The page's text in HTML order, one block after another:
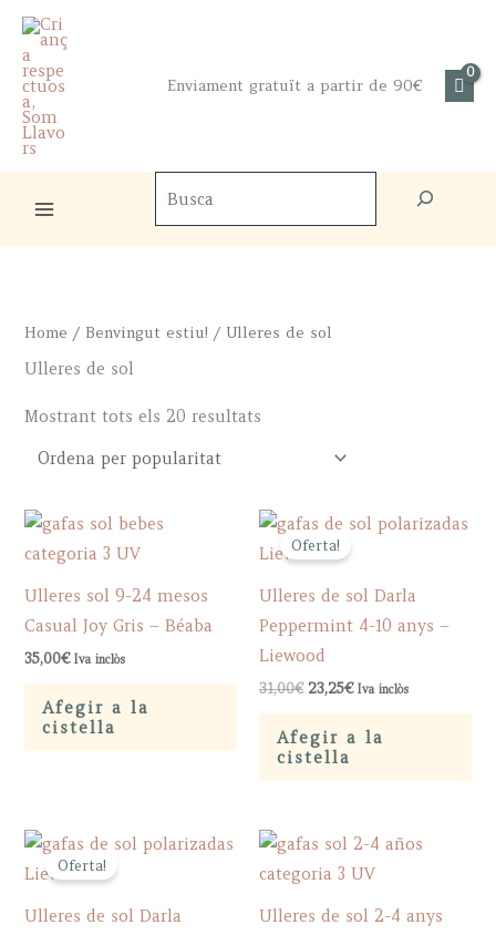
Skip
content
Enviament gratuït a partir de 90€
Home / Benvingut estiu! / Ulleres de sol
Ulleres de sol
Mostrant tots els 20 resultats
Ulleres sol 9-24 mesos
Casual Joy Gris – Béaba
35,00€ Iva inclòs
Afegir a la
cistella
Oferta!
Ulleres de sol Darla
Peppermint 4-10 anys –
Liewood
31,00€ Original
was:
31,00€.
23,25€Current
is:
23,25€.
Iva inclòs
Afegir a la
cistella
Oferta!
Ulleres de sol Darla
Ulleres de sol 2-4 anys